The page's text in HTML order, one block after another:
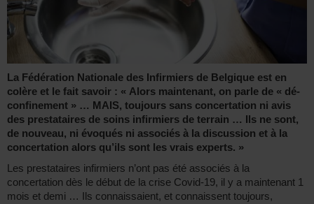
La Fédération Nationale des Infirmiers de Belgique est en
colère et le fait savoir : « Alors maintenant, on parle de « dé-
confinement » … MAIS, toujours sans concertation ni avis
des prestataires de soins infirmiers de terrain … Ils ne sont,
de nouveau, ni évoqués ni associés à la discussion et à la
concertation alors qu’ils sont les vrais experts. »
Les prestataires infirmiers n’ont pas été associés à la
concertation dès le début de la crise Covid-19, il y a maintenant 1
mois et demi … Ils connaissaient, et connaissent toujours,